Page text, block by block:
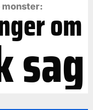
monster: om
sag